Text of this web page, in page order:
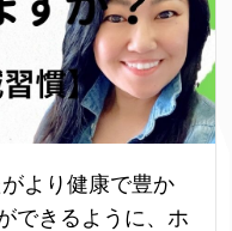
より健康で豊か
できるように、ホ